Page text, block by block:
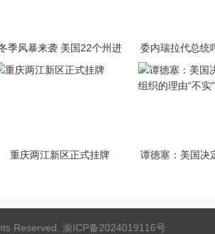
季风暴来袭 美国22个州进
委内瑞拉代总统
重庆两江新区正式挂牌
谭德塞：美国决
Reserved. 渝ICP备2024019116号